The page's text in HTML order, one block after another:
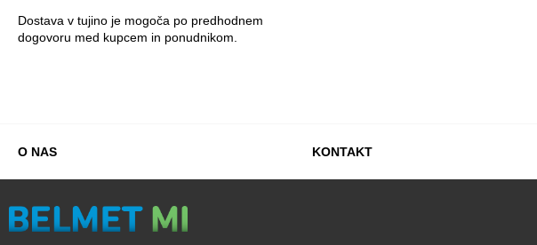
Dostava v tujino je mogoča po predhodnem
dogovoru med kupcem in ponudnikom.
O NAS KONTAKT